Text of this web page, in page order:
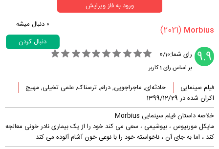
ورود به فاز ویرایش
(2021)
0 دنبال میشه
دنبال کردن
9.9 رای شما: 0/10
بر اساس رای 1کاربر
فیلم سینمایی
حادثه‌ای, ماجراجویی, درام, ترسناک, علمی تخیلی, مهیج
اکران شده در 1399/12/29
خلاصه داستان فیلم سینمایی Morbius
مایکل موربیوس ، بیوشیمی ، سعی می کند خود را از یک بیماری نادر خونی معالجه
کند ، اما به جای آن ، ناخواسته خود را با نوعی خون آشام آلوده می کند.